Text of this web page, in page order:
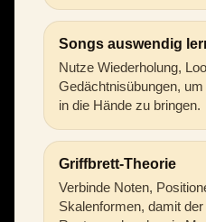
Songs auswendig
Nutze Wiederholung,
Gedächtnisübungen,
in die Hände zu bringen.
Griffbrett-Theorie
Verbinde Noten,
Skalenformen, damit